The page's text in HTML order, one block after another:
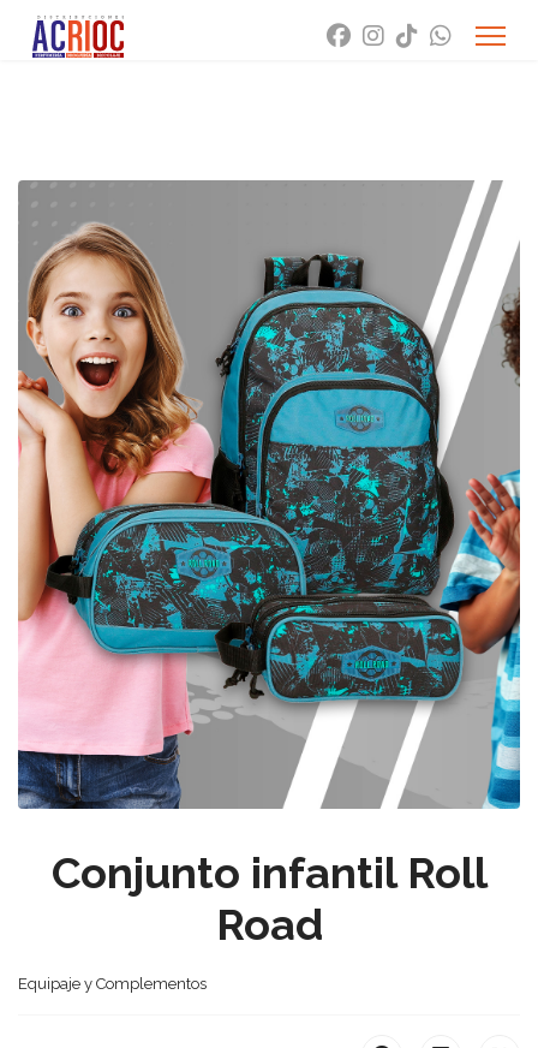
Conjunto infantil Roll
Road
Equipaje y Complementos